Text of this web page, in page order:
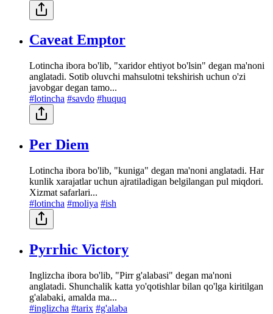
Caveat Emptor
Lotincha ibora bo'lib, "xaridor ehtiyot bo'lsin" degan ma'noni
anglatadi. Sotib oluvchi mahsulotni tekshirish uchun o'zi
javobgar degan tamo...
#lotincha #savdo #huquq
Per Diem
Lotincha ibora bo'lib, "kuniga" degan ma'noni anglatadi. Har
kunlik xarajatlar uchun ajratiladigan belgilangan pul miqdori.
Xizmat safarlari...
#lotincha #moliya #ish
Pyrrhic Victory
Inglizcha ibora bo'lib, "Pirr g'alabasi" degan ma'noni
anglatadi. Shunchalik katta yo'qotishlar bilan qo'lga kiritilgan
g'alabaki, amalda ma...
#inglizcha #tarix #g'alaba